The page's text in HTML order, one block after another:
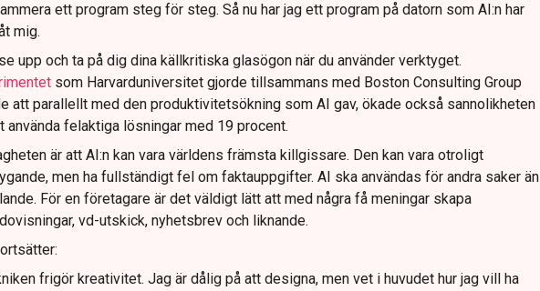
ett program steg för steg. Så nu har jag ett program på datorn som AI:n har
mig.
upp och ta på dig dina källkritiska glasögon när du använder verktyget.
som Harvarduniversitet gjorde tillsammans med Boston Consulting Group
att parallellt med den produktivitetsökning som AI gav, ökade också sannolikheten
använda felaktiga lösningar med 19 procent.
är att AI:n kan vara världens främsta killgissare. Den kan vara otroligt
men ha fullständigt fel om faktauppgifter. AI ska användas för andra saker än
För en företagare är det väldigt lätt att med några få meningar skapa
vd-utskick, nyhetsbrev och liknande.
frigör kreativitet. Jag är dålig på att designa, men vet i huvudet hur jag vill ha